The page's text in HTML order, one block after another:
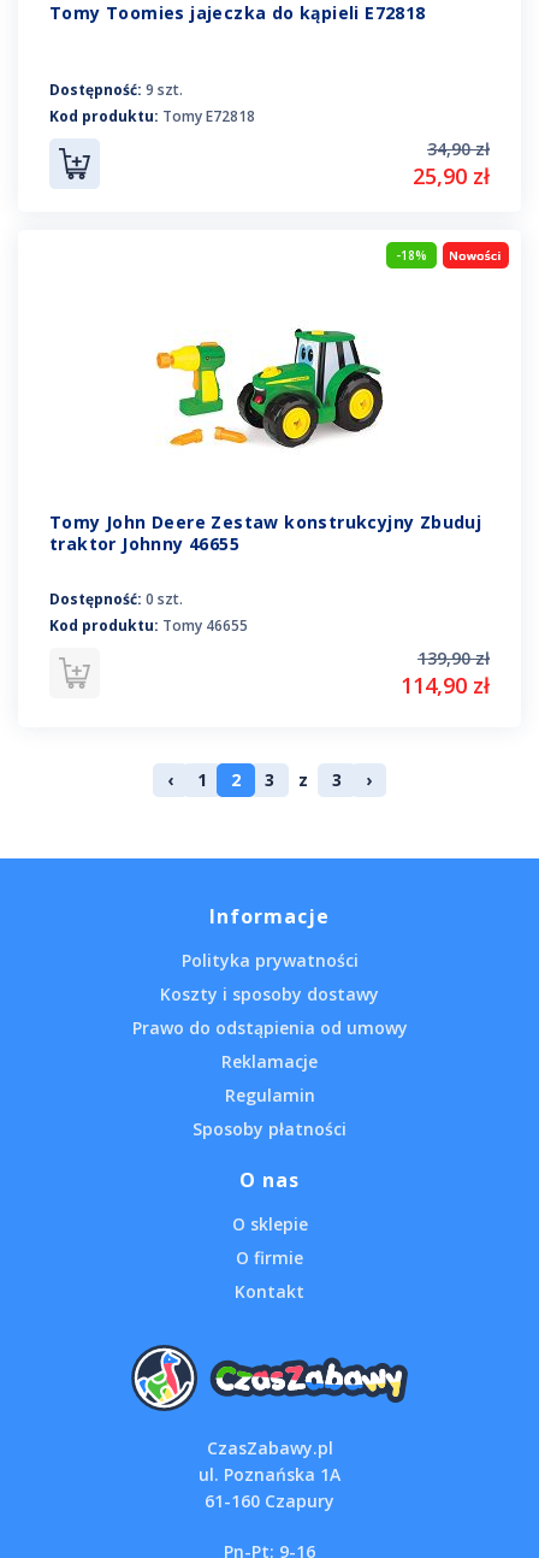
Tomy Toomies jajeczka do kąpieli E72818
Dostępność: 9 szt.
Kod produktu: Tomy E72818
34,90 zł
25,90 zł
-18%
Tomy John Deere Zestaw konstrukcyjny Zbuduj
traktor Johnny 46655
Dostępność: 0 szt.
Kod produktu: Tomy 46655
139,90 zł
114,90 zł
‹ 1 2 3 z 3 ›
Informacje
Polityka prywatności
Koszty i sposoby dostawy
Prawo do odstąpienia od umowy
Reklamacje
Regulamin
Sposoby płatności
O nas
O sklepie
O firmie
Kontakt
CzasZabawy.pl
ul. Poznańska 1A
61-160 Czapury
Pn-Pt: 9-16